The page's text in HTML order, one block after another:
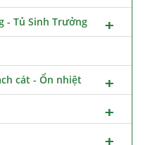
- Tủ Sinh Trưởng
cát - Ổn nhiệt